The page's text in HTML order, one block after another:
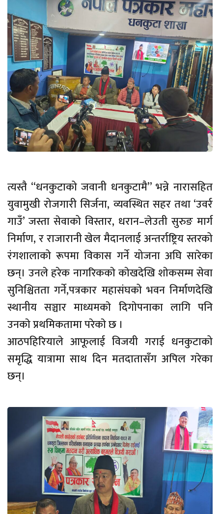
त्यस्तै “धनकुटाको जवानी धनकुटामै” भन्ने नारासहित
युवामुखी रोजगारी सिर्जना, व्यवस्थित सहर तथा ‘उवर्र
गाउँ’ जस्ता सेवाको विस्तार, धरान–लेउती सुरुङ मार्ग
निर्माण, र राजारानी खेल मैदानलाई अन्तर्राष्ट्रिय स्तरको
रंगशालाको रूपमा विकास गर्ने योजना अघि सारेका
छन्। उनले हरेक नागरिककाे काेखदेखि शाेकसम्म सेवा
सुनिश्चितता गर्ने,पत्रकार महासंघको भवन निर्माणदेखि
स्थानीय सञ्चार माध्यमकाे दिगाेपनाका लागि पनि
उनकाे प्रथमिकतामा परेकाे छ ।
आठपहिरियाले आफूलाई विजयी गराई धनकुटाको
समृद्धि यात्रामा साथ दिन मतदातासँग अपिल गरेका
छन्।